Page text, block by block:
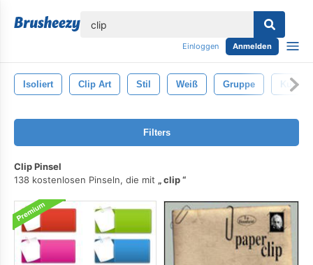
Einloggen Anmelden
Isoliert Clip Art Stil Weiß Gruppe Kunst
Filters
Clip Pinsel
138 kostenlosen Pinseln, die mit
clip